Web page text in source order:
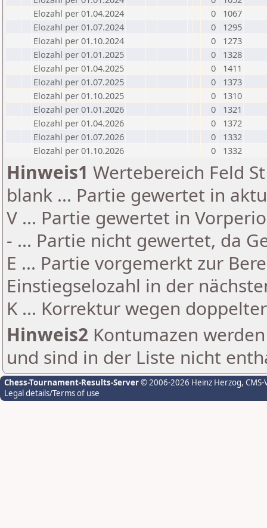
Elozahl per 01.04.2024
0
1067
Elozahl per 01.07.2024
0
1295
Elozahl per 01.10.2024
0
1273
Elozahl per 01.01.2025
0
1328
Elozahl per 01.04.2025
0
1411
Elozahl per 01.07.2025
0
1373
Elozahl per 01.10.2025
0
1310
Elozahl per 01.01.2026
0
1321
Elozahl per 01.04.2026
0
1372
Elozahl per 01.07.2026
0
1332
Elozahl per 01.10.2026
0 1332
Hinweis1 Wertebereich Feld
blank ... Partie gewertet in
V ... Partie gewertet in
- ... Partie nicht gewertet, da
E ... Partie vorgemerkt zur
Einstiegselozahl in der
K ... Korrektur wegen
Hinweis2 Kontumazen
und sind in der Liste nicht
Chess-Tournament-Results-Server© 2006-2026 Heinz Herzog,
Legal details/Terms of use